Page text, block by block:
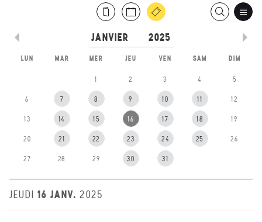
LUN MAR MER JEU VEN SAM DIM
1 2 3 4 5
6 7 8 9 10 11 12
13 14 15 16 17 18 19
20 21 22 23 24 25 26
27 28 29 30 31
JEUDI 16 JANV. 2025